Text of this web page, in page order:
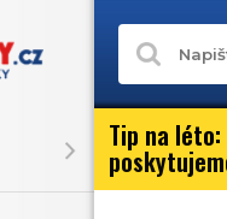
Tip na léto: